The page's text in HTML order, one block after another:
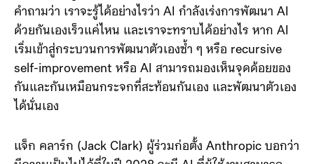
กันเอง ซึ่งอยู่ในหัวข้อ AI for AI R&D ซึ่ง Anthropic ได้ตั้ง
คำถามว่า เราจะรู้ได้อย่างไรว่า AI กำลังเร่งการพัฒนา AI
ด้วยกันเองเร็วแค่ไหน และเราจะทราบได้อย่างไร หาก AI
เริ่มเข้าสู่กระบวนการพัฒนาตัวเองซ้ำ ๆ หรือ recursive
self-improvement หรือ AI สามารถมองเห็นจุดด้อยของ
กันและกันเหมือนกระจกที่สะท้อนกันเอง และพัฒนาตัวเอง